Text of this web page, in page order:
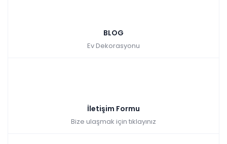
BLOG
Ev Dekorasyonu
İletişim Formu
Bize ulaşmak için tıklayınız